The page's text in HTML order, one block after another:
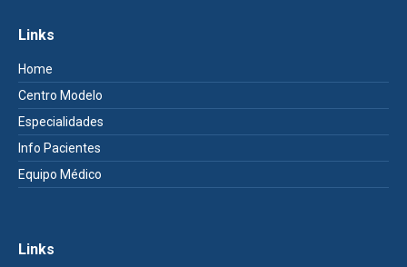
Links
Home
Centro Modelo
Especialidades
Info Pacientes
Equipo Médico
Links